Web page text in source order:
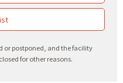
or postponed, and the facility
for other reasons.